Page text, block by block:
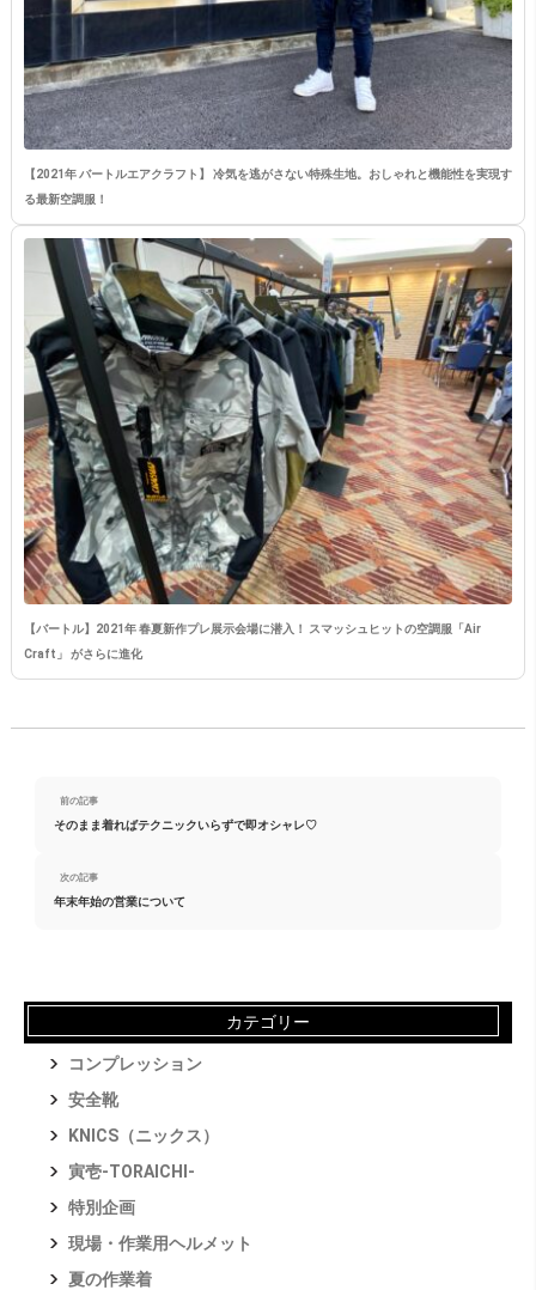
【2021年 バートルエアクラフト】 冷気を逃がさない特殊生地。おしゃれと機能性を実現す
る最新空調服！
【バートル】2021年 春夏新作プレ展示会場に潜入！ スマッシュヒットの空調服「Air
Craft」 がさらに進化
前の記事
そのまま着ればテクニックいらずで即オシャレ♡
次の記事
年末年始の営業について
カテゴリー
コンプレッション
安全靴
KNICS（ニックス）
寅壱-TORAICHI-
特別企画
現場・作業用ヘルメット
夏の作業着